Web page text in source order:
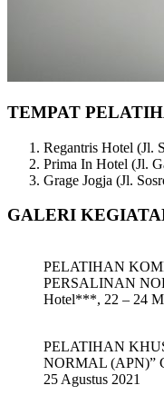
TEMPAT
Regantris Hotel (Jl.
Prima In Hotel (Jl.
Grage Jogja (Jl.
GALERI
PELATIHAN
PERSALINAN
Hotel***, 22 – 24
PELATIHAN
NORMAL (APN)”
25 Agustus 2021